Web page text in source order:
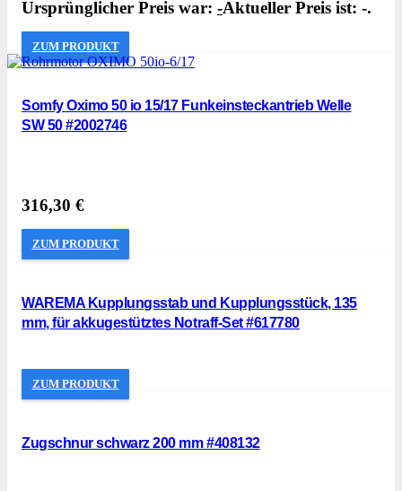
Ursprünglicher Preis war: -Aktueller Preis ist: -.
ZUM PRODUKT
Somfy Oximo 50 io 15/17 Funkeinsteckantrieb Welle
SW 50 #2002746
316,30 €
ZUM PRODUKT
WAREMA Kupplungsstab und Kupplungsstück, 135
mm, für akkugestütztes Notraff-Set #617780
ZUM PRODUKT
Zugschnur schwarz 200 mm #408132